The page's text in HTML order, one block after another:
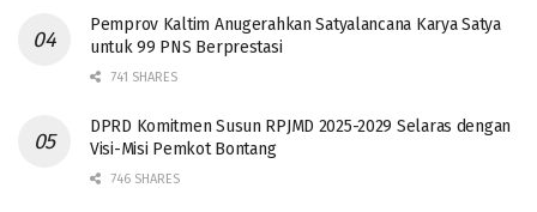
Pemprov Kaltim Anugerahkan Satyalancana Karya Satya
untuk 99 PNS Berprestasi
741 SHARES
DPRD Komitmen Susun RPJMD 2025-2029 Selaras dengan
Visi-Misi Pemkot Bontang
746 SHARES